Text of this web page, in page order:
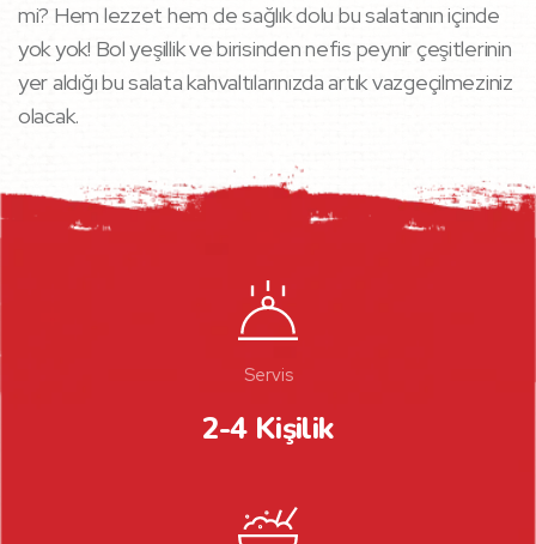
mi? Hem lezzet hem de sağlık dolu bu salatanın içinde
yok yok! Bol yeşillik ve birisinden nefis peynir çeşitlerinin
yer aldığı bu salata kahvaltılarınızda artık vazgeçilmeziniz
olacak.
Servis
2-4 Kişilik